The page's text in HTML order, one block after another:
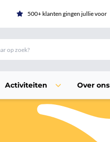
500+ klanten gingen jullie voor
Activiteiten Over ons